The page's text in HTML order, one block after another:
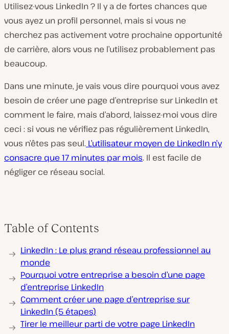
Utilisez-vous LinkedIn ? Il y a de fortes chances que
vous ayez un profil personnel, mais si vous ne
cherchez pas activement votre prochaine opportunité
de carrière, alors vous ne l’utilisez probablement pas
beaucoup.
Dans une minute, je vais vous dire pourquoi vous avez
besoin de créer une page d’entreprise sur LinkedIn et
comment le faire, mais d’abord, laissez-moi vous dire
ceci : si vous ne vérifiez pas régulièrement LinkedIn,
vous n’êtes pas seul. L’utilisateur moyen de LinkedIn n’y
consacre que 17 minutes par mois. Il est facile de
négliger ce réseau social.
Table of Contents
LinkedIn : Le plus grand réseau professionnel au
monde
Pourquoi votre entreprise a besoin d’une page
d’entreprise LinkedIn
Comment créer une page d’entreprise sur
LinkedIn (5 étapes)
Tirer le meilleur parti de votre page LinkedIn